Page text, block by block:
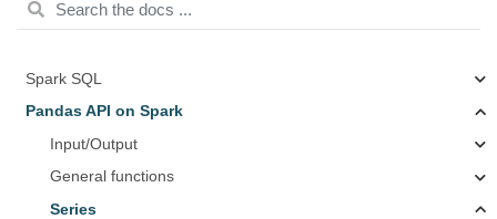
Spark SQL
Pandas API on Spark
Input/Output
General functions
Series